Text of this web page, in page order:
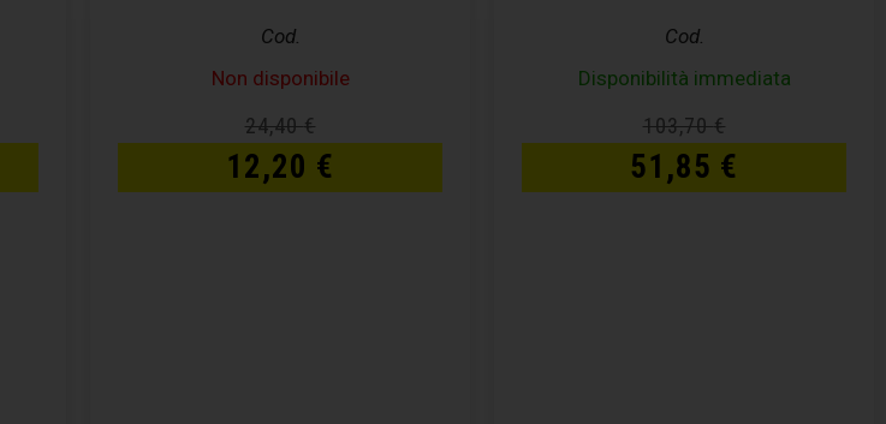
Cod.
Non disponibile
24,40€
12,20 €
Cod.
Disponibilità immediata
103,70€
51,85 €